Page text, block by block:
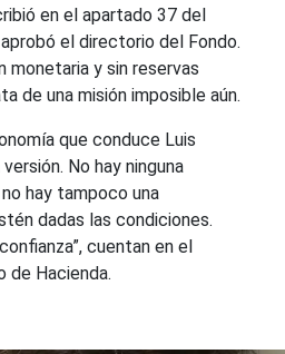
en el apartado 37 del
el directorio del Fondo.
monetaria y sin reservas
de una misión imposible aún.
que conduce Luis
No hay ninguna
hay tampoco una
dadas las condiciones.
cuentan en el
de Hacienda.